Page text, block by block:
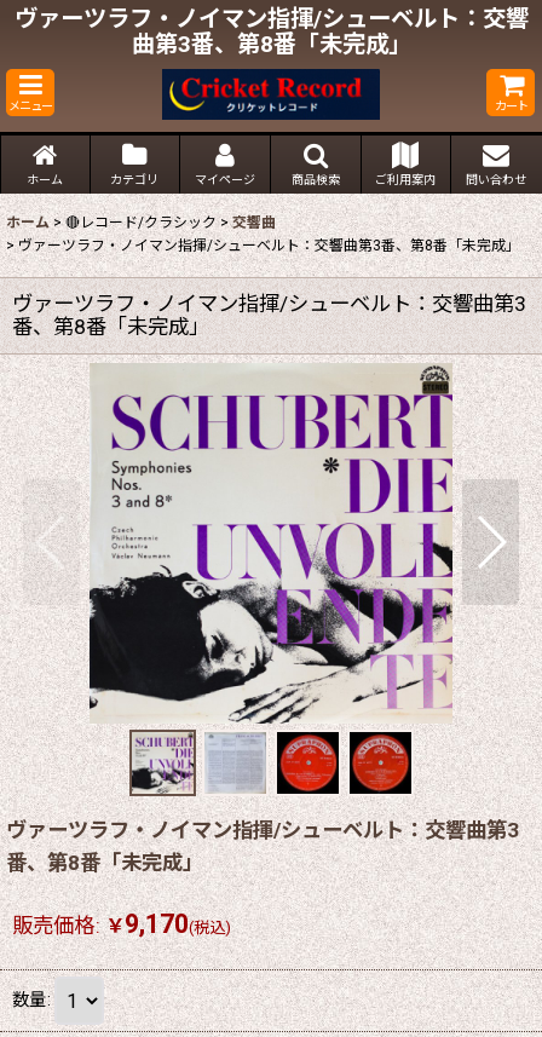
ヴァーツラフ・ノイマン指揮/シューベルト：交響
曲第3番、第8番「未完成」
メニュー カート
ホーム カテゴリ マイページ 商品検索 ご利用案内 問い合わせ
ホーム > 🔴レコード/クラシック > 交響曲
> ヴァーツラフ・ノイマン指揮/シューベルト：交響曲第3番、第8番「未完成」
ヴァーツラフ・ノイマン指揮/シューベルト：交響曲第3
番、第8番「未完成」
ヴァーツラフ・ノイマン指揮/シューベルト：交響曲第3
番、第8番「未完成」
販売価格: ￥9,170(税込)
数量: